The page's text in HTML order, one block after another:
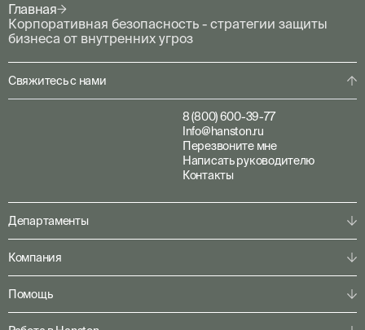
Главная
Корпоративная безопасность - стратегии защиты
бизнеса от внутренних угроз
Департаменты
Системы безопасности
Компания
Помощь
Свяжитесь с нами
8 (800) 600-39-77
Info@hanston.ru
Перезвоните мне
Написать руководителю
Контакты